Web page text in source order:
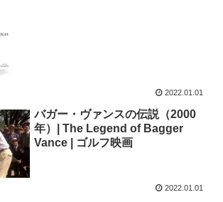
2022.01.01
バガー・ヴァンスの伝説（2000
年）| The Legend of Bagger
Vance | ゴルフ映画
2022.01.01